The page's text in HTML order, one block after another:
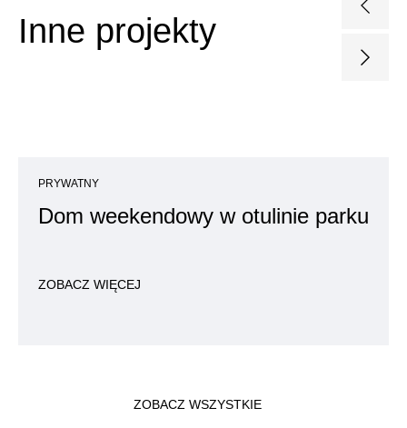
Inne projekty
PRYWATNY
Dom weekendowy w otulinie parku
ZOBACZ WIĘCEJ
ZOBACZ WSZYSTKIE